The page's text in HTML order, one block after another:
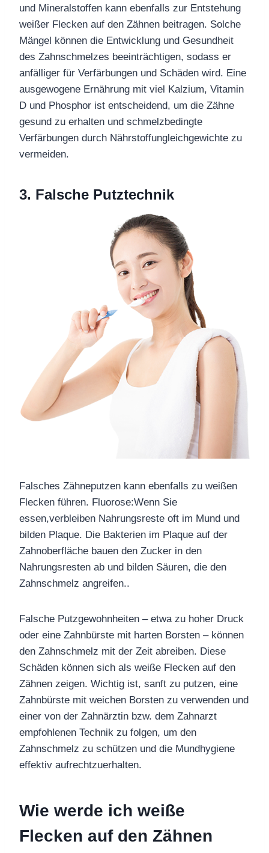
und Mineralstoffen kann ebenfalls zur Entstehung
weißer Flecken auf den Zähnen beitragen. Solche
Mängel können die Entwicklung und Gesundheit
des Zahnschmelzes beeinträchtigen, sodass er
anfälliger für Verfärbungen und Schäden wird. Eine
ausgewogene Ernährung mit viel Kalzium, Vitamin
D und Phosphor ist entscheidend, um die Zähne
gesund zu erhalten und schmelzbedingte
Verfärbungen durch Nährstoffungleichgewichte zu
vermeiden.
3. Falsche Putztechnik
Falsches Zähneputzen kann ebenfalls zu weißen
Flecken führen. Fluorose:Wenn Sie
essen,verbleiben Nahrungsreste oft im Mund und
bilden Plaque. Die Bakterien im Plaque auf der
Zahnoberfläche bauen den Zucker in den
Nahrungsresten ab und bilden Säuren, die den
Zahnschmelz angreifen..
Falsche Putzgewohnheiten – etwa zu hoher Druck
oder eine Zahnbürste mit harten Borsten – können
den Zahnschmelz mit der Zeit abreiben. Diese
Schäden können sich als weiße Flecken auf den
Zähnen zeigen. Wichtig ist, sanft zu putzen, eine
Zahnbürste mit weichen Borsten zu verwenden und
einer von der Zahnärztin bzw. dem Zahnarzt
empfohlenen Technik zu folgen, um den
Zahnschmelz zu schützen und die Mundhygiene
effektiv aufrechtzuerhalten.
Wie werde ich weiße
Flecken auf den Zähnen